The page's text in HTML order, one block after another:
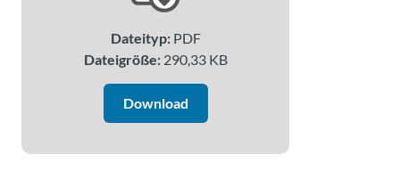
Dateityp:PDF
Dateigröße:290,33 KB
Download
Infozentrum
Anwendungen